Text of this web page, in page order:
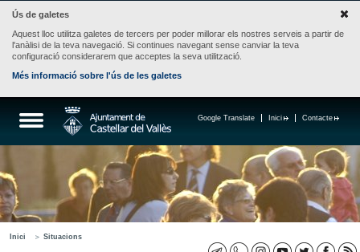
Ús de galetes
Aquest lloc utilitza galetes de tercers per poder millorar els nostres serveis a partir de
l'anàlisi de la teva navegació. Si continues navegant sense canviar la teva
configuració considerarem que acceptes la seva utilització.
Més informació sobre l'ús de les galetes
Contacte
Inici
Google Translate
Inici Situacions